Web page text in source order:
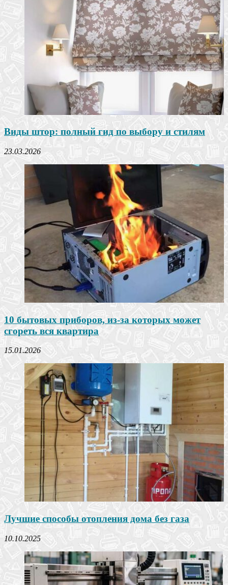
Виды штор: полный гид по выбору и стилям
23.03.2026
10 бытовых приборов, из-за которых может
сгореть вся квартира
15.01.2026
Лучшие способы отопления дома без газа
10.10.2025